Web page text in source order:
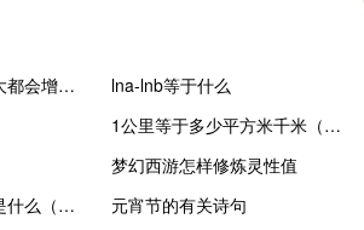
桥梁开发在迈阿密大都会增加物流租户
lna-lnb等于什么
1公里等于多少平方米千米（1公里等于多少平方米）
梦幻西游怎样修炼灵性值
部分截图的快捷键是什么（部分截图）
元宵节的有关诗句